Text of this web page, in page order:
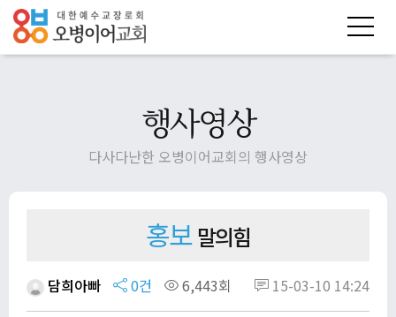
행사영상
다사다난한 오병이어교회의 행사영상
홍보 말의힘
담희아빠 0건 6,443회 15-03-10 14:24